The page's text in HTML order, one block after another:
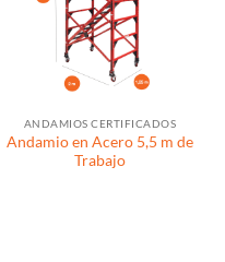
ANDAMIOS CERTIFICADOS
Andamio en Acero 5,5 m de
Trabajo